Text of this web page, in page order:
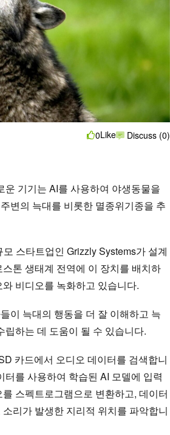
0Like Discuss (0)
기기는 AI를 사용하여 야생동물을
변의 늑대를 비롯한 멸종위기종을 추
스타트업인 Grizzly Systems가 설계
톤 생태계 전역에 이 장치를 배치하
비디오를 녹화하고 있습니다.
이 늑대의 행동을 더 잘 이해하고 늑
하는 데 도움이 될 수 있습니다.
카드에서 오디오 데이터를 검색합니
를 사용하여 학습된 AI 모델에 입력
스펙트로그램으로 변환하고, 데이터
리가 발생한 지리적 위치를 파악합니